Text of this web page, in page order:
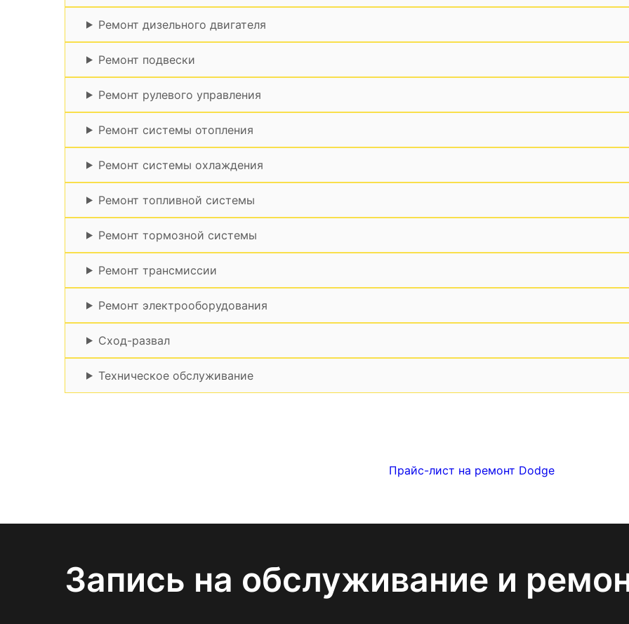
Ремонт дизельного двигателя
Ремонт подвески
Ремонт рулевого управления
Ремонт системы отопления
Ремонт системы охлаждения
Ремонт топливной системы
Ремонт тормозной системы
Ремонт трансмиссии
Ремонт электрооборудования
Сход-развал
Техническое обслуживание
Прайс-лист на ремонт Dodge
Запись на обслуживание и